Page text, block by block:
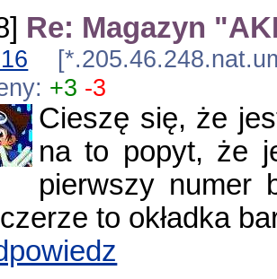
Re: Magazyn
+3 -3
Cieszę się, że
na to popyt, że
pierwszy numer
to okładka